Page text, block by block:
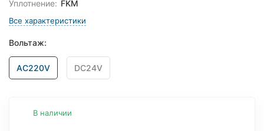
Уплотнение: FKM
Все характеристики
Вольтаж:
AC220V DC24V
В наличии